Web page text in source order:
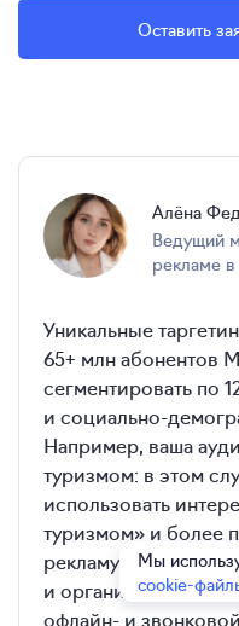
Оставить
Алёна
ведущий менеджер по маркетингу и
рекламе
Уникальные
65+ млн абонентов
сегментировать по
и социально-
Например, ваша
туризмом: в этом
использовать
туризмом» и более
рекламу. Данные
и
офлайн- и
Мы
cookie-